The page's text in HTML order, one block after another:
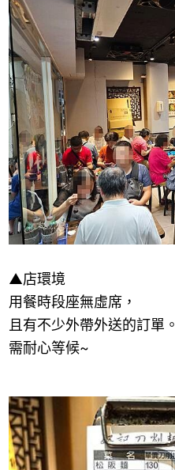
▲店環境
用餐時段座無虛席，
且有不少外帶外送的訂單。
需耐心等候~